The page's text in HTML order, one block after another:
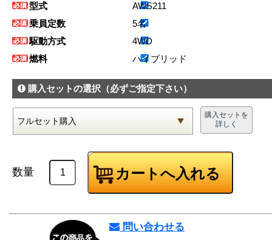
型式
AWS211
乗員定数
5名
駆動方式
4WD
燃料
ハイブリッド
購入セットの選択 （必ずご指定下さい）
購入セットを
詳しく
数量
問い合わせる